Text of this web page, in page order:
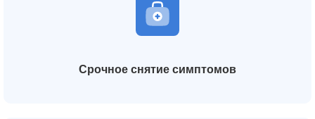
Срочное снятие симптомов